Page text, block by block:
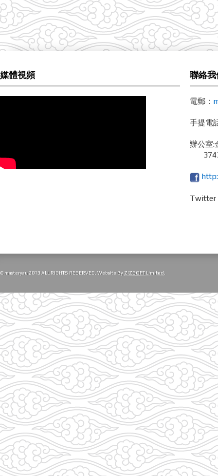
媒體視頻 聯絡我
電郵：
手提電
辦公室:
© masteryau 2013 ALL RIGHTS RESERVED. Website By ZIZSOFT Limited